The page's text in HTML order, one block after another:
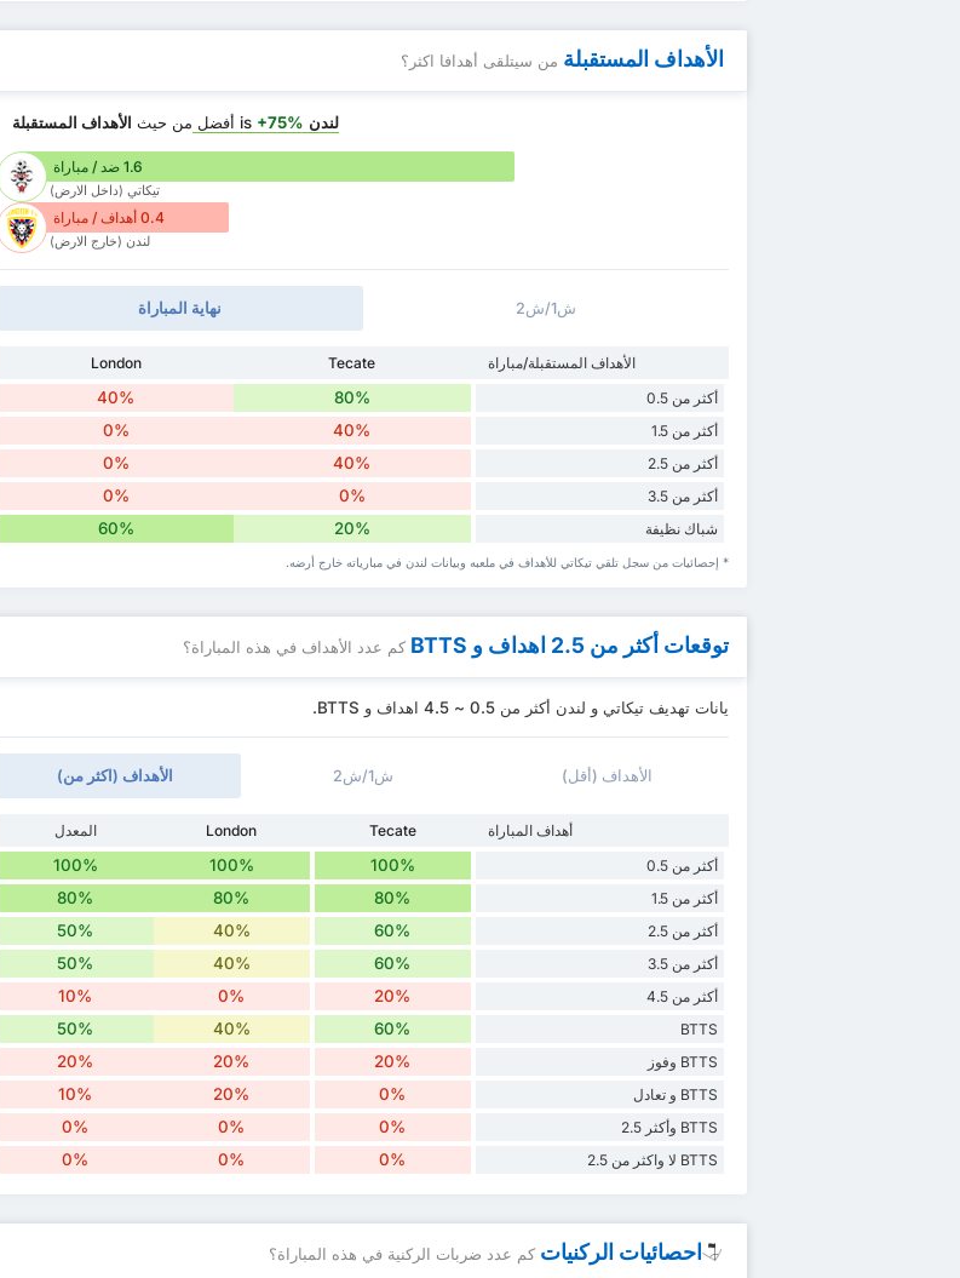
الأهداف المستقبلة من سيتلقى أهدافا اكثر؟
لندن +75% أفضل من حيث الأهداف المستقبلة
1.6 ضد / مباراة
تيكاتي (داخل الارض)
0.4 أهداف / مباراة
لندن (خارج الارض)
نهاية المباراة ش1/ش2
الأهداف المستقبلة/مباراة Tecate
London
أكثر من 0.5
80%
40%
أكثر من 1.5 40%
0%
أكثر من 2.5 40%
0%
أكثر من 3.5 0%
0%
شباك نظيفة 20%
60%
* إحصائيات من سجل تلقي تيكاتي للأهداف في ملعبه وبيانات لندن في مبارياته خارج أرضه.
توقعات أكثر من 2.5 اهداف و BTTS كم عدد الأهداف في هذه المباراة؟
يانات تهديف تيكاتي و لندن أكثر من 0.5 ~ 4.5 اهداف و BTTS.
الأهداف (اكثر من) ش1/ش2 الأهداف (أقل)
أهداف المباراة Tecate
London
المعدل
أكثر من 0.5
100%
100%
100%
أكثر من 1.5 80%
80%
80%
أكثر من 2.5 60%
40%
50%
أكثر من 3.5 60%
40%
50%
أكثر من 4.5 20%
0%
10%
BTTS
60%
40%
50%
BTTS وفوز 20%
20%
20%
BTTS و تعادل 0%
20%
10%
BTTS وأكثر 2.5 0%
0%
0%
BTTS لا واكثر من 2.5 0%
0%
0%
احصائيات الركنيات كم عدد ضربات الركنية في هذه المباراة؟